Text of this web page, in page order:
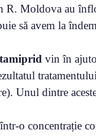
Moldova au
să avem la
vin în
Unul dintre
o concentrație